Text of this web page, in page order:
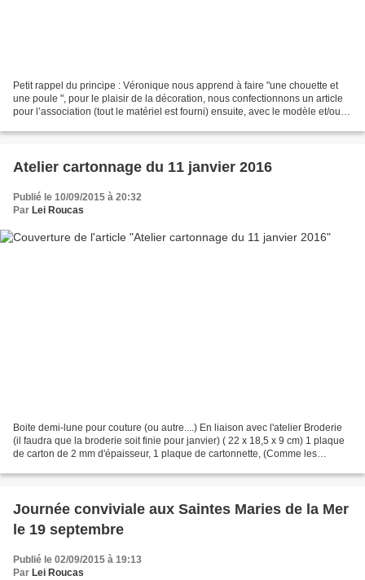
Petit rappel du principe : Véronique nous apprend à faire "une chouette et
une poule ", pour le plaisir de la décoration, nous confectionnons un article
pour l’association (tout le matériel est fourni) ensuite, avec le modèle et/ou le
Atelier cartonnage du 11 janvier 2016
Publié le 10/09/2015 à 20:32
Par Lei Roucas
Boite demi-lune pour couture (ou autre....) En liaison avec l'atelier Broderie
(il faudra que la broderie soit finie pour janvier) ( 22 x 18,5 x 9 cm) 1 plaque
de carton de 2 mm d'épaisseur, 1 plaque de cartonnette, (Comme les
Journée conviviale aux Saintes Maries de la Mer
le 19 septembre
Publié le 02/09/2015 à 19:13
Par Lei Roucas